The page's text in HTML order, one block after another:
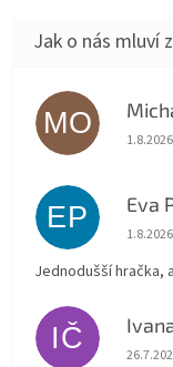
MO
1.8.2026
EP Eva
1.8.2026
Jednodušší hračka,
IČ